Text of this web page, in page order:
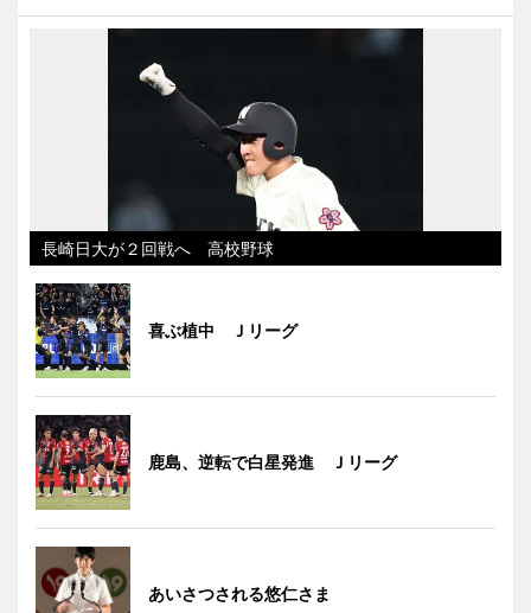
長崎日大が２回戦へ 高校野球
喜ぶ植中 Ｊリーグ
鹿島、逆転で白星発進 Ｊリーグ
あいさつされる悠仁さま